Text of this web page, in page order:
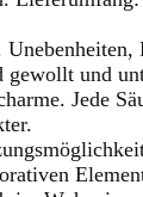
und
Jede